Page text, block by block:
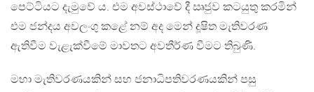
පෙට්ටියට දැමුවේ ය. එම අවස්ථාවේ දී ඍජුව කටයුතු කරමින්
එම ජන්දය අවලංගු කළේ නම් අද මෙන් දූෂිත මැතිවරණ
ඇතිවීම වැළැක්වීමේ මාවතට අවතීර්ණ වීමට තිබුණි.
මහා මැතිවරණයකින් සහ ජනාධිපතිවරණයකින් පසු